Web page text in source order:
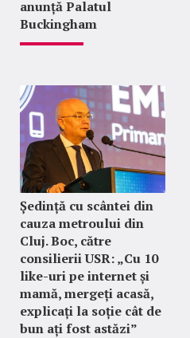
anunță Palatul
Buckingham
Ședință cu scântei din
cauza metroului din
Cluj. Boc, către
consilierii USR: „Cu 10
like-uri pe internet și
mamă, mergeți acasă,
explicați la soție cât de
bun ați fost astăzi”